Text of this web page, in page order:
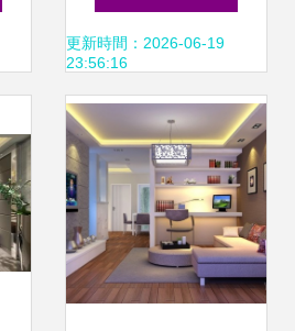
更新時間：2026-06-19
23:56:16